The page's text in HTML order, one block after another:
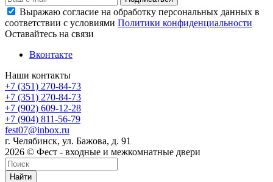
Выражаю согласие на обработку персональных данных в
соответствии с условиями Политики конфиденциальности
Оставайтесь на связи
Вконтакте
Наши контакты
+7 (351) 270-84-73
+7 (351) 270-84-73
+7 (902) 609-12-28
+7 (904) 811-56-79
fest07@inbox.ru
г. Челябинск, ул. Бажова, д. 91
2026 © Фест - входные и межкомнатные двери
Найти